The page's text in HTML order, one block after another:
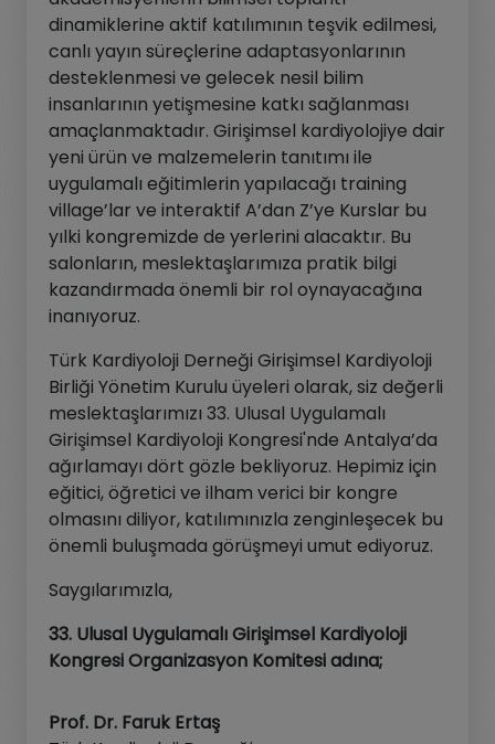
dinamiklerine aktif katılımının teşvik edilmesi,
canlı yayın süreçlerine adaptasyonlarının
desteklenmesi ve gelecek nesil bilim
insanlarının yetişmesine katkı sağlanması
amaçlanmaktadır. Girişimsel kardiyolojiye dair
yeni ürün ve malzemelerin tanıtımı ile
uygulamalı eğitimlerin yapılacağı training
village’lar ve interaktif A’dan Z’ye Kurslar bu
yılki kongremizde de yerlerini alacaktır. Bu
salonların, meslektaşlarımıza pratik bilgi
kazandırmada önemli bir rol oynayacağına
inanıyoruz.
Türk Kardiyoloji Derneği Girişimsel Kardiyoloji
Birliği Yönetim Kurulu üyeleri olarak, siz değerli
meslektaşlarımızı 33. Ulusal Uygulamalı
Girişimsel Kardiyoloji Kongresi'nde Antalya’da
ağırlamayı dört gözle bekliyoruz. Hepimiz için
eğitici, öğretici ve ilham verici bir kongre
olmasını diliyor, katılımınızla zenginleşecek bu
önemli buluşmada görüşmeyi umut ediyoruz.
Saygılarımızla,
33. Ulusal Uygulamalı Girişimsel Kardiyoloji
Kongresi Organizasyon Komitesi adına;
Prof. Dr. Faruk Ertaş